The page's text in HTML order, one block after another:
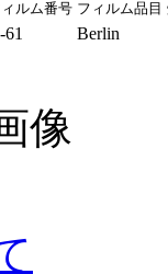
ルム番号 フィルム品目
Berlin
像